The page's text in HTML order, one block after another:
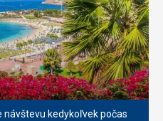
návštevu kedykoľvek počas